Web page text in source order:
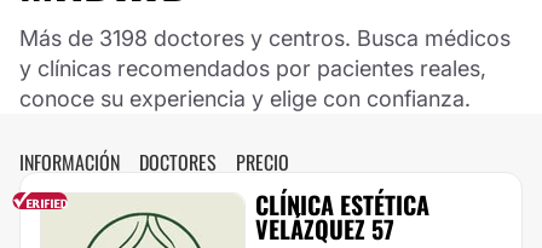
Más de 3198 doctores y centros. Busca médicos
y clínicas recomendados por pacientes reales,
conoce su experiencia y elige con confianza.
INFORMACIÓN DOCTORES PRECIO
CLÍNICA ESTÉTICA
VELÁZQUEZ 57